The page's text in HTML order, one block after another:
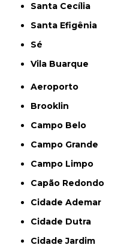
Santa Cecília
Santa Efigênia
Sé
Vila Buarque
Aeroporto
Brooklin
Campo Belo
Campo Grande
Campo Limpo
Capão Redondo
Cidade Ademar
Cidade Dutra
Cidade Jardim